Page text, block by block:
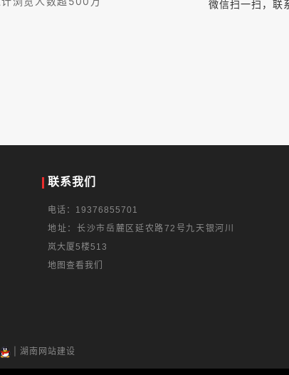
微信扫一扫，联
联系我们
电话：19376855701
地址：长沙市岳麓区延农路72号九天银河川
岚大厦5楼513
地图查看我们
湖南网站建设